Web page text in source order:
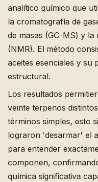
analítico químico que
la cromatografía de
de masas (GC-MS) y
(NMR). El método
aceites esenciales y su
estructural.
Los resultados
veinte terpenos
términos simples, esto
lograron 'desarmar' el
para entender
componen,
química significativa